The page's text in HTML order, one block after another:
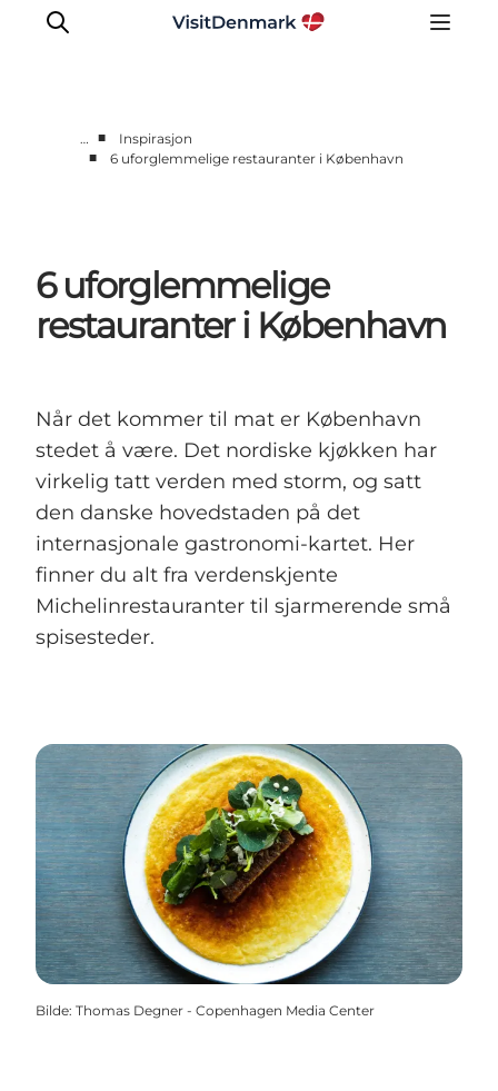
Overnatting
Planlegg reisen
… ■
Inspirasjon
■
6 uforglemmelige restauranter i København
6 uforglemmelige
restauranter i København
Når det kommer til mat er København
stedet å være. Det nordiske kjøkken har
virkelig tatt verden med storm, og satt
den danske hovedstaden på det
internasjonale gastronomi-kartet. Her
finner du alt fra verdenskjente
Michelinrestauranter til sjarmerende små
spisesteder.
Bilde: Thomas Degner - Copenhagen Media Center